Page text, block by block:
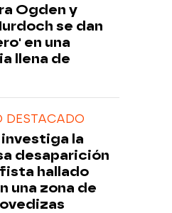
Ogden y
se dan
en una
llena de
DESTACADO
la
desaparición
hallado
una zona de